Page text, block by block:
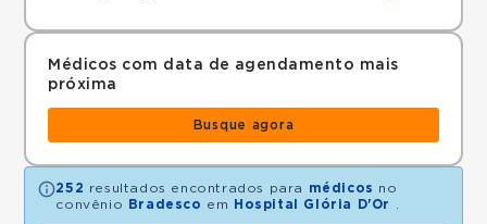
Médicos com data de agendamento mais
próxima
Busque agora
252 resultados encontrados para médicos no
convênio
Bradesco em Hospital Glória D'Or